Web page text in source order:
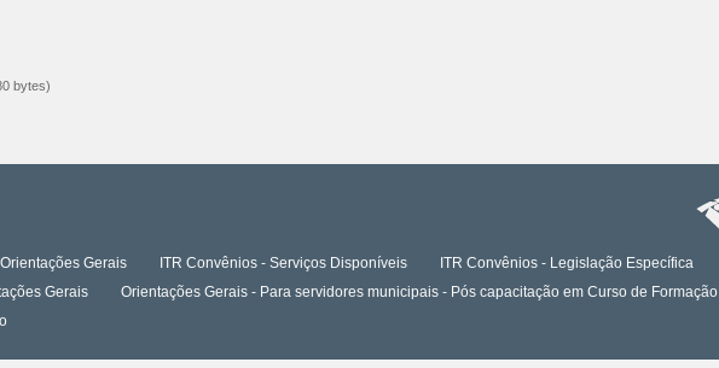
bytes)
Gerais ITR Convênios - Serviços Disponíveis ITR Convênios - Legislação Específica
Gerais Orientações Gerais - Para servidores municipais - Pós capacitação em Curso de Formação